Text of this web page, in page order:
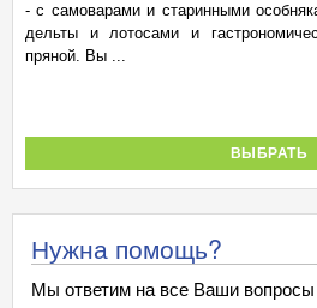
- с самоварами и старинными
дельты и лотосами и
пряной. Вы ...
ВЫБРАТЬ
Нужна помощь?
Мы ответим на все Ваши